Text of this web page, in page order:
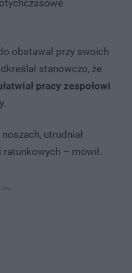
obstawał przy swoich
stanowczo, że
pracy zespołowi
noszach, utrudniał
– mówił.